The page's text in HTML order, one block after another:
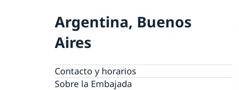
Argentina, Buenos
Aires
Contacto y horarios
Sobre la Embajada